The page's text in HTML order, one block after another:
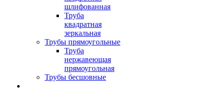
шлифованная
Труба
квадратная
зеркальная
Трубы прямоугольные
Труба
нержавеющая
прямоугольная
Трубы бесшовные